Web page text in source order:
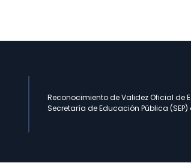
Reconocimiento de Validez Oficial de
Secretaría de Educación Pública (SEP)